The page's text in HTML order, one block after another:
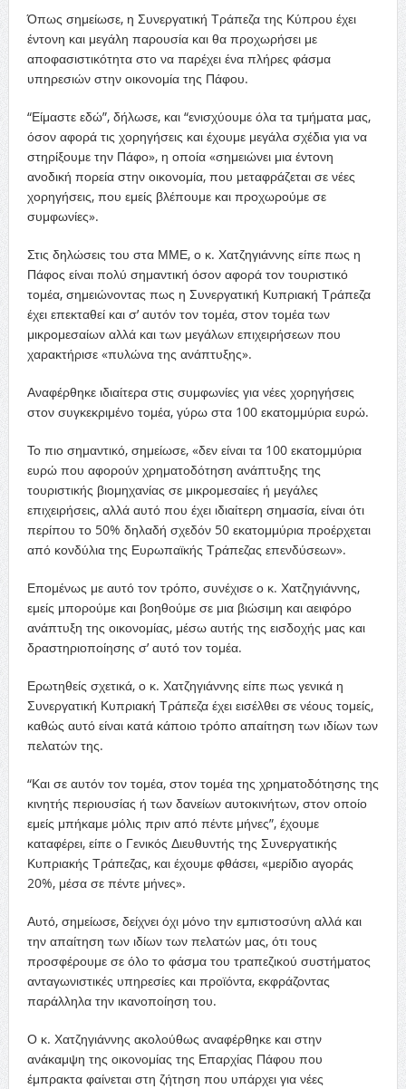
Όπως σημείωσε, η Συνεργατική Τράπεζα της Κύπρου έχει
έντονη και μεγάλη παρουσία και θα προχωρήσει με
αποφασιστικότητα στο να παρέχει ένα πλήρες φάσμα
υπηρεσιών στην οικονομία της Πάφου.
“Είμαστε εδώ”, δήλωσε, και “ενισχύουμε όλα τα τμήματα μας,
όσον αφορά τις χορηγήσεις και έχουμε μεγάλα σχέδια για να
στηρίξουμε την Πάφο», η οποία «σημειώνει μια έντονη
ανοδική πορεία στην οικονομία, που μεταφράζεται σε νέες
χορηγήσεις, που εμείς βλέπουμε και προχωρούμε σε
συμφωνίες».
Στις δηλώσεις του στα ΜΜΕ, ο κ. Χατζηγιάννης είπε πως η
Πάφος είναι πολύ σημαντική όσον αφορά τον τουριστικό
τομέα, σημειώνοντας πως η Συνεργατική Κυπριακή Τράπεζα
έχει επεκταθεί και σ’ αυτόν τον τομέα, στον τομέα των
μικρομεσαίων αλλά και των μεγάλων επιχειρήσεων που
χαρακτήρισε «πυλώνα της ανάπτυξης».
Αναφέρθηκε ιδιαίτερα στις συμφωνίες για νέες χορηγήσεις
στον συγκεκριμένο τομέα, γύρω στα 100 εκατομμύρια ευρώ.
Το πιο σημαντικό, σημείωσε, «δεν είναι τα 100 εκατομμύρια
ευρώ που αφορούν χρηματοδότηση ανάπτυξης της
τουριστικής βιομηχανίας σε μικρομεσαίες ή μεγάλες
επιχειρήσεις, αλλά αυτό που έχει ιδιαίτερη σημασία, είναι ότι
περίπου το 50% δηλαδή σχεδόν 50 εκατομμύρια προέρχεται
από κονδύλια της Ευρωπαϊκής Τράπεζας επενδύσεων».
Επομένως με αυτό τον τρόπο, συνέχισε ο κ. Χατζηγιάννης,
εμείς μπορούμε και βοηθούμε σε μια βιώσιμη και αειφόρο
ανάπτυξη της οικονομίας, μέσω αυτής της εισδοχής μας και
δραστηριοποίησης σ’ αυτό τον τομέα.
Ερωτηθείς σχετικά, ο κ. Χατζηγιάννης είπε πως γενικά η
Συνεργατική Κυπριακή Τράπεζα έχει εισέλθει σε νέους τομείς,
καθώς αυτό είναι κατά κάποιο τρόπο απαίτηση των ιδίων των
πελατών της.
“Και σε αυτόν τον τομέα, στον τομέα της χρηματοδότησης της
κινητής περιουσίας ή των δανείων αυτοκινήτων, στον οποίο
εμείς μπήκαμε μόλις πριν από πέντε μήνες”, έχουμε
καταφέρει, είπε ο Γενικός Διευθυντής της Συνεργατικής
Κυπριακής Τράπεζας, και έχουμε φθάσει, «μερίδιο αγοράς
20%, μέσα σε πέντε μήνες».
Αυτό, σημείωσε, δείχνει όχι μόνο την εμπιστοσύνη αλλά και
την απαίτηση των ιδίων των πελατών μας, ότι τους
προσφέρουμε σε όλο το φάσμα του τραπεζικού συστήματος
ανταγωνιστικές υπηρεσίες και προϊόντα, εκφράζοντας
παράλληλα την ικανοποίηση του.
Ο κ. Χατζηγιάννης ακολούθως αναφέρθηκε και στην
ανάκαμψη της οικονομίας της Επαρχίας Πάφου που
έμπρακτα φαίνεται στη ζήτηση που υπάρχει για νέες